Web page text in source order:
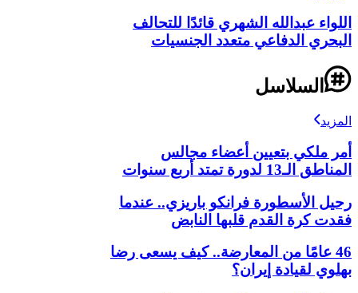
اللواء عبدالله الشهري قائدًا للتحالف
البحري الدفاعي متعدد الجنسيات
السلاسل
المزيد
أمر ملكي بتعيين أعضاء مجالس
المناطق الـ13 لدورة تمتد أربع سنوات
رحيل الأسطورة فرانكو باريزي.. عندما
فقدت كرة القدم قلبها النابض
46 عامًا من المعارضة.. كيف يسعى رضا
بهلوي لقيادة إيران؟